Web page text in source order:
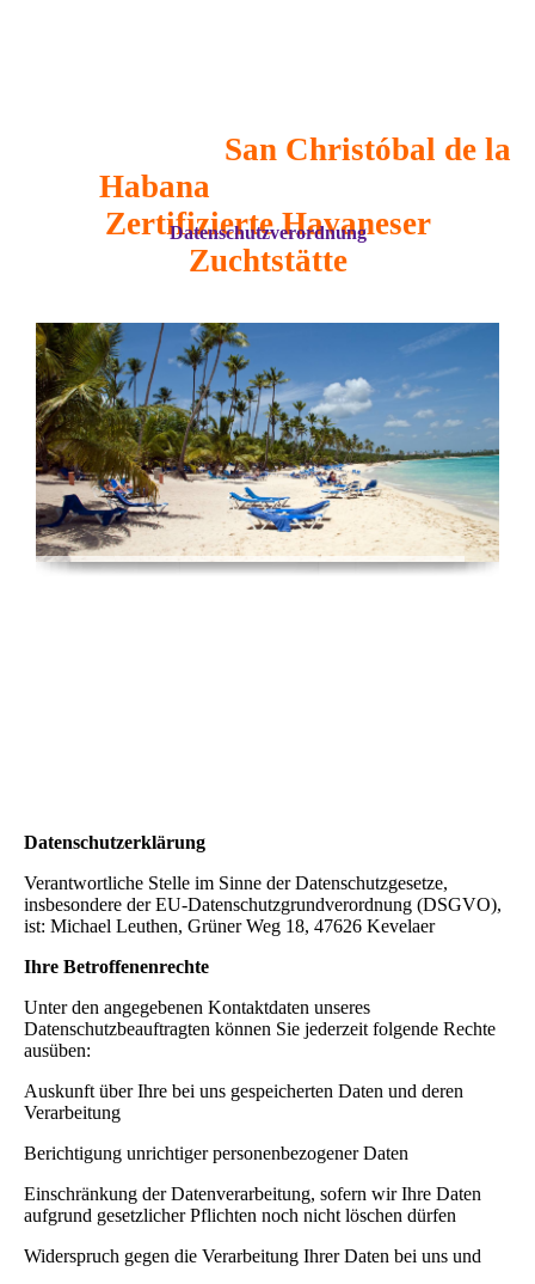
San Christóbal de la
Habana
Zertifizierte Havaneser
Zuchtstätte
Datenschutzverordnung
Datenschutzerklärung
Verantwortliche Stelle im Sinne der Datenschutzgesetze,
insbesondere der EU-Datenschutzgrundverordnung (DSGVO),
ist: Michael Leuthen, Grüner Weg 18, 47626 Kevelaer
Ihre Betroffenenrechte
Unter den angegebenen Kontaktdaten unseres
Datenschutzbeauftragten können Sie jederzeit folgende Rechte
ausüben:
Auskunft über Ihre bei uns gespeicherten Daten und deren
Verarbeitung
Berichtigung unrichtiger personenbezogener Daten
Einschränkung der Datenverarbeitung, sofern wir Ihre Daten
aufgrund gesetzlicher Pflichten noch nicht löschen dürfen
Widerspruch gegen die Verarbeitung Ihrer Daten bei uns und